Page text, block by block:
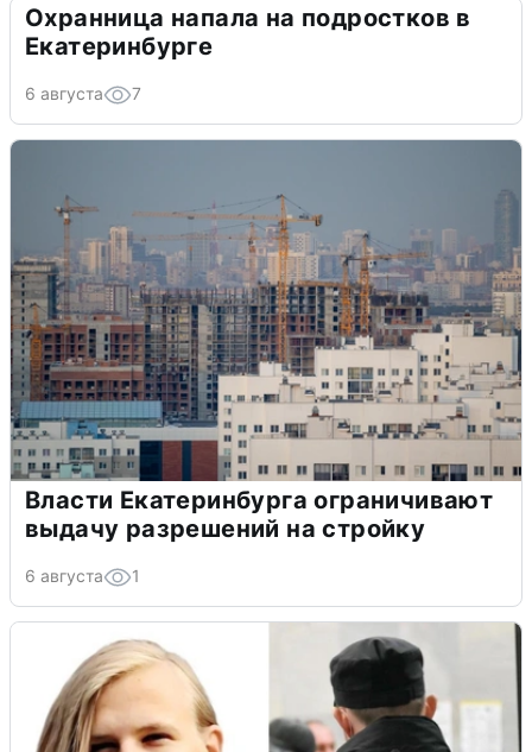
Охранница напала на подростков в
Екатеринбурге
6 августа 7
Власти Екатеринбурга ограничивают
выдачу разрешений на стройку
6 августа 1